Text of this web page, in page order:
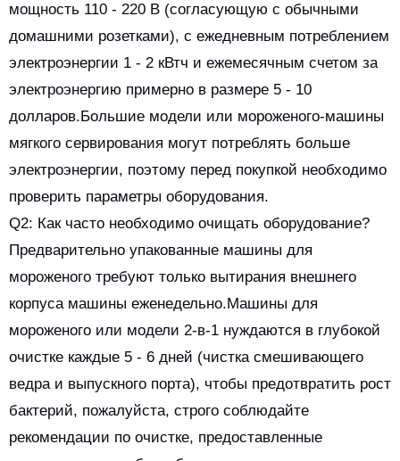
мощность 110 - 220 В (согласующую с обычными
домашними розетками), с ежедневным потреблением
электроэнергии 1 - 2 кВтч и ежемесячным счетом за
электроэнергию примерно в размере 5 - 10
долларов.Большие модели или мороженого-машины
мягкого сервирования могут потреблять больше
электроэнергии, поэтому перед покупкой необходимо
проверить параметры оборудования.
Q2: Как часто необходимо очищать оборудование?
Предварительно упакованные машины для
мороженого требуют только вытирания внешнего
корпуса машины еженедельно.Машины для
мороженого или модели 2-в-1 нуждаются в глубокой
очистке каждые 5 - 6 дней (чистка смешивающего
ведра и выпускного порта), чтобы предотвратить рост
бактерий, пожалуйста, строго соблюдайте
рекомендации по очистке, предоставленные